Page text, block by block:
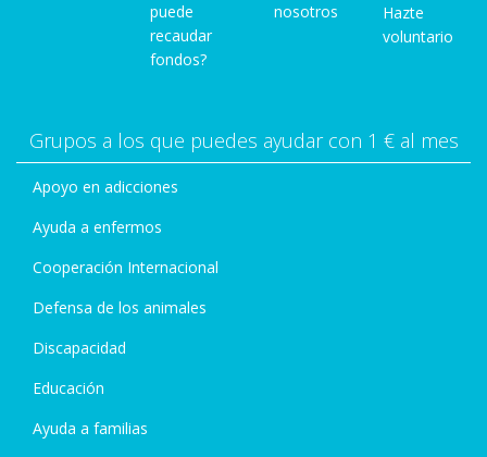
puede
recaudar
fondos?
nosotros
Hazte
voluntario
Grupos a los que puedes ayudar con 1 € al mes
Apoyo en adicciones
Ayuda a enfermos
Cooperación Internacional
Defensa de los animales
Discapacidad
Educación
Ayuda a familias